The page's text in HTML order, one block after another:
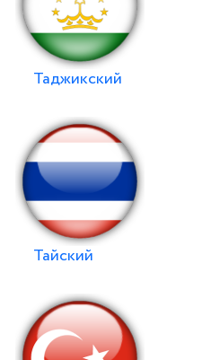
Таджикский
Тайский